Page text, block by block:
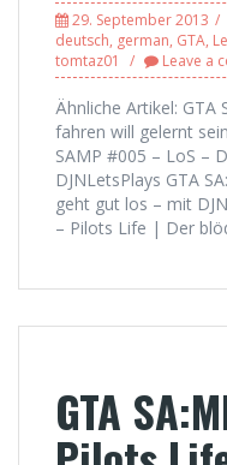
29. September 2013
deutsch, german, GTA,
tomtaz01
Leave a
Ähnliche Artikel:
fahren will gelernt
SAMP #005 – LoS –
DJNLetsPlays GTA
geht gut los – mit
– Pilots Life | Der
GTA